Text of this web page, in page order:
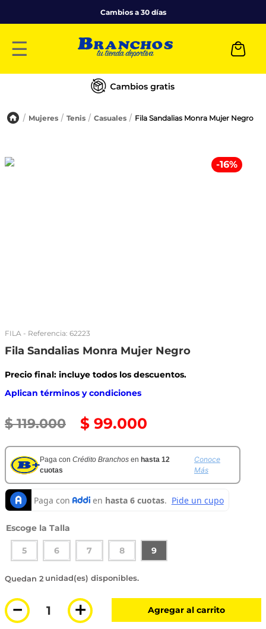
Cambios a 30 días
☰
Mujeres Tenis Casuales Fila Sandalias Monra Mujer Negro
-16%
FILA - Referencia: 62223
Fila Sandalias Monra Mujer Negro
Precio final: incluye todos los descuentos.
Aplican términos y condiciones
$ 119.000 $ 99.000
Paga con Crédito Branchos en hasta 12
cuotas
Conoce
Más
Talla
5 6 7 8 9
2 disponibles
＋
－ Agregar al carrito